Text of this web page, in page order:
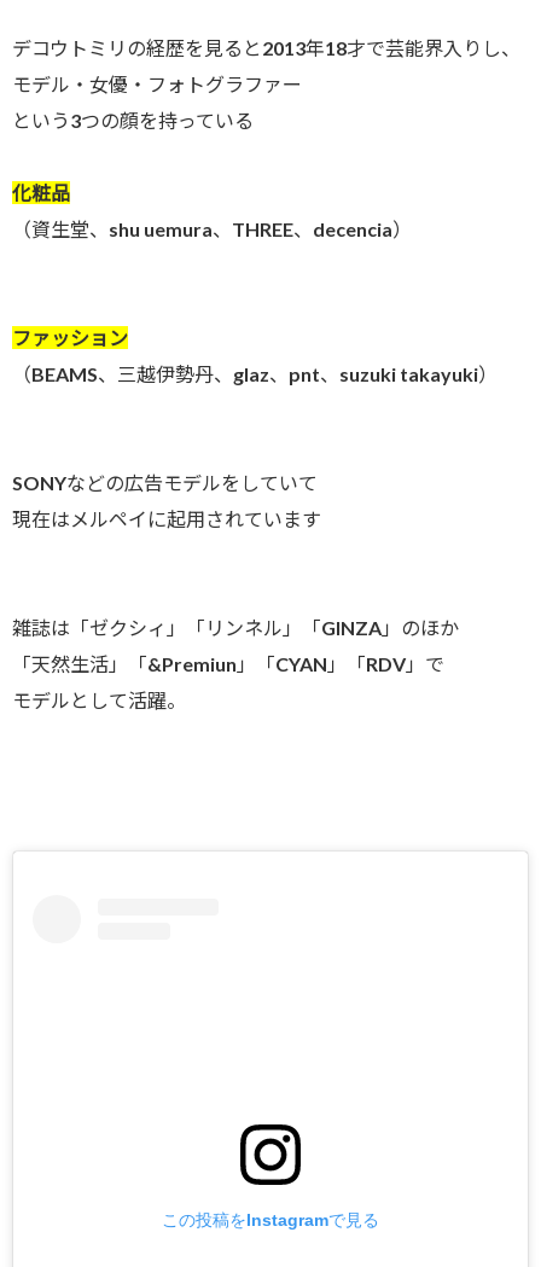
デコウトミリの経歴を見ると2013年18才で芸能界入りし、
モデル・女優・フォトグラファー
という3つの顔を持っている
化粧品
（資生堂、shu uemura、THREE、decencia）
ファッション
（BEAMS、三越伊勢丹、glaz、pnt、suzuki takayuki）
SONYなどの広告モデルをしていて
現在はメルペイに起用されています
雑誌は「ゼクシィ」「リンネル」「GINZA」のほか
「天然生活」「&Premiun」「CYAN」「RDV」で
モデルとして活躍。
この投稿をInstagramで見る